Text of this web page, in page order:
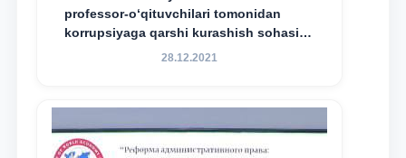
professor-o‘qituvchilari tomonidan
korrupsiyaga qarshi kurashish sohasida
amalga oshirilayotgan islohotlar hamda
maqsadida xorijiy va mahalliy ilmiy
nashrlarda chop etilgan maqolalar
dayjesti
28.12.2021